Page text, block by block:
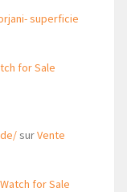
superficie
for Sale
surVente
for Sale